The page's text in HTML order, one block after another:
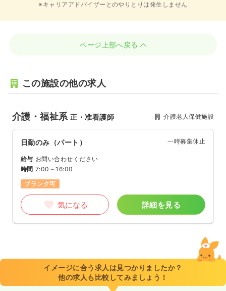
※キャリアアドバイザーとのやりとりは発生しません
ページ上部へ戻る
この施設の他の求人
介護・福祉系正・准看護師 介護老人保健施設
日勤のみ（パート） 一時募集休止
給与 お問い合わせください
時間 7:00～16:00
ブランク可
気になる 詳細を見る
イメージに合う求人は見つかりましたか？
他の求人も比較してみましょう！